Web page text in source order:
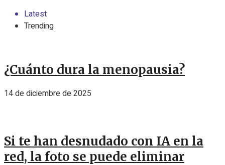
Latest
Trending
¿Cuánto dura la menopausia?
14 de diciembre de 2025
Si te han desnudado con IA en la
red, la foto se puede eliminar